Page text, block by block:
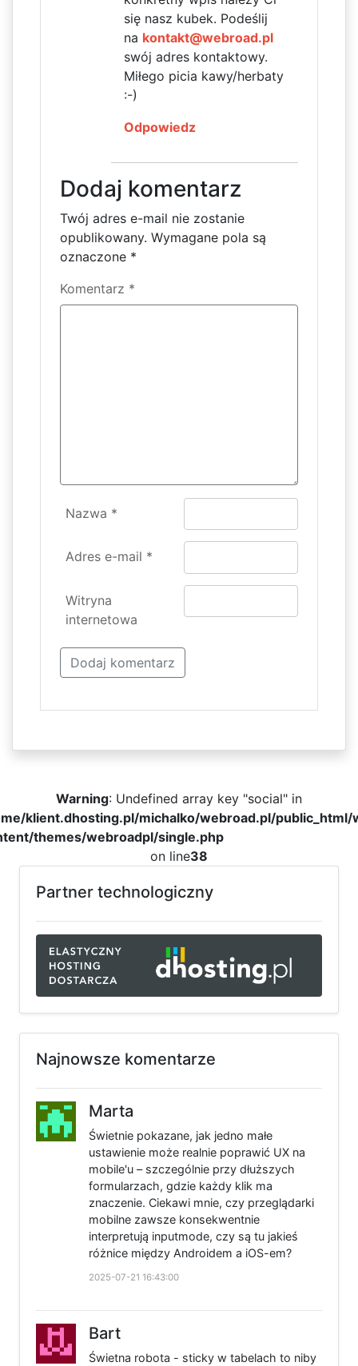
się nasz kubek. Podeślij
na kontakt@webroad.pl
swój adres kontaktowy.
Miłego picia kawy/herbaty
:-)
Odpowiedz
Dodaj komentarz
Twój adres e-mail nie zostanie
opublikowany. Wymagane pola są
oznaczone *
Komentarz *
Nazwa *
Adres e-mail *
Witryna
internetowa
Warning: Undefined array key "social" in
klient.dhosting.pl/michalko/webroad.pl/public_html/
themes/webroadpl/single.php
on line38
Partner technologiczny
Najnowsze komentarze
Marta
Świetnie pokazane, jak jedno małe
ustawienie może realnie poprawić UX na
mobile'u – szczególnie przy dłuższych
formularzach, gdzie każdy klik ma
znaczenie. Ciekawi mnie, czy przeglądarki
mobilne zawsze konsekwentnie
interpretują inputmode, czy są tu jakieś
różnice między Androidem a iOS-em?
2025-07-21 16:43:00
Bart
Świetna robota - sticky w tabelach to niby